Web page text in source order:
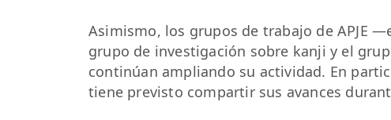
Asimismo, los grupos de trabajo de APJE
grupo de investigación sobre kanji y el
continúan ampliando su actividad. En
tiene previsto compartir sus avances